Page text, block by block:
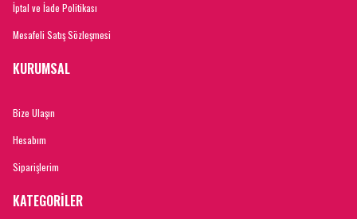
İptal ve İade Politikası
Mesafeli Satış Sözleşmesi
KURUMSAL
Bize Ulaşın
Hesabım
Siparişlerim
KATEGORİLER